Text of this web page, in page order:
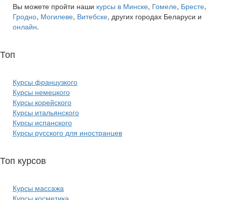
Вы можете пройти наши курсы в Минске, Гомеле, Бресте,
Гродно, Могилеве, Витебске, других городах Беларуси и
онлайн.
Топ
Курсы французкого
Курсы немецкого
Курсы корейского
Курсы итальянского
Курсы испанского
Курсы русского для иностранцев
Топ курсов
Курсы массажа
Курсы косметика